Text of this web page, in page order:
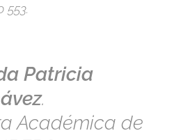
553.
Patricia
.
Académica de